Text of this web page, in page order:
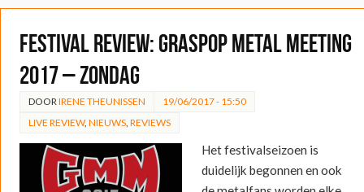
FESTIVAL REVIEW: Graspop Metal Meeting
2017 – Zondag
DOOR IRENE THEUNISSEN
19/06/2017 - 15:50
LIVE REVIEW, NIEUWS, REVIEWS
Het festivalseizoen is
duidelijk begonnen en ook